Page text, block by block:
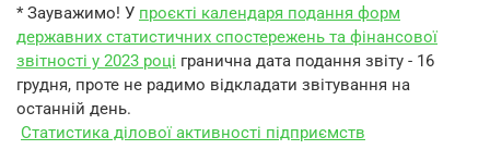
* Зауважимо! У проєкті календаря подання форм
державних статистичних спостережень та фінансової
звітності у 2023 році гранична дата подання звіту - 16
грудня, проте не радимо відкладати звітування на
останній день.
Статистика ділової активності підприємств